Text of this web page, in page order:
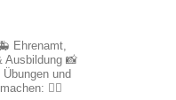
Ehrenamt,
Ausbildung 📸
und
👇🏼